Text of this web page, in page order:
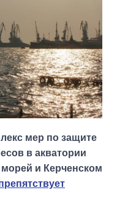
мер по защите
в акватории
и Керченском